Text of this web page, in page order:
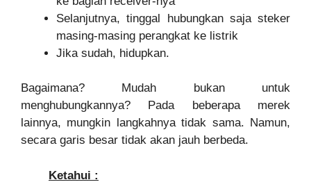
Selanjutnya, tinggal hubungkan saja steker
masing-masing perangkat ke listrik
Jika sudah, hidupkan.
Bagaimana? Mudah bukan untuk
menghubungkannya? Pada beberapa merek
lainnya, mungkin langkahnya tidak sama. Namun,
secara garis besar tidak akan jauh berbeda.
Ketahui :